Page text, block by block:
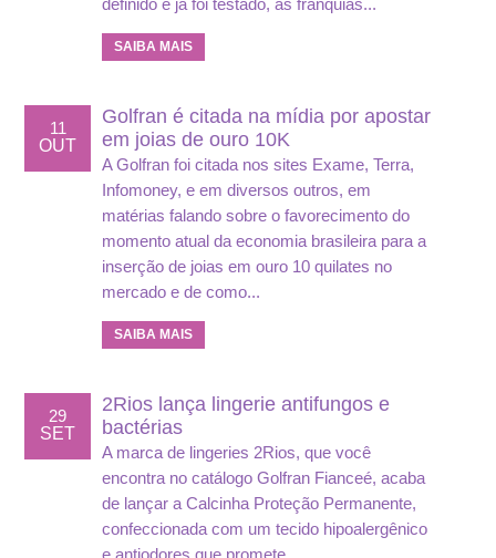
definido e já foi testado, as franquias...
SAIBA MAIS
11
OUT
Golfran é citada na mídia por apostar
em joias de ouro 10K
A Golfran foi citada nos sites Exame, Terra,
Infomoney, e em diversos outros, em
matérias falando sobre o favorecimento do
momento atual da economia brasileira para a
inserção de joias em ouro 10 quilates no
mercado e de como...
SAIBA MAIS
29
SET
2Rios lança lingerie antifungos e
bactérias
A marca de lingeries 2Rios, que você
encontra no catálogo Golfran Fianceé, acaba
de lançar a Calcinha Proteção Permanente,
confeccionada com um tecido hipoalergênico
e antiodores que promete...